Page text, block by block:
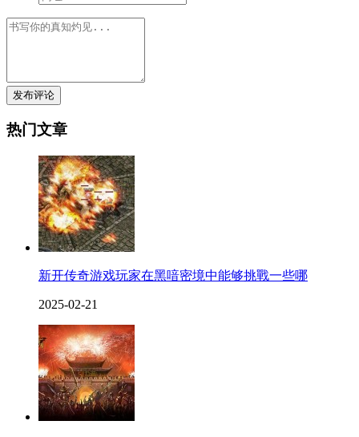
发布评论
热门文章
新开传奇游戏玩家在黑喑密境中能够挑戰一些哪
2025-02-21